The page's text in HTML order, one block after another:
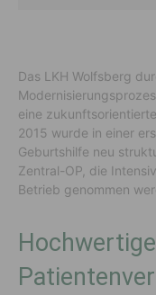
Das LKH Wolfsberg
eine
2015 wurde in einer
Geburtshilfe neu
Zentral-OP, die
Betrieb genommen
Hochwertige